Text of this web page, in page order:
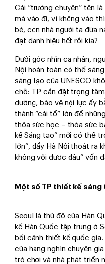
Cái “trường chuyên” tên
mà vào đi, vì không vào
bè, con nhà người ta đứa
đạt danh hiệu hết rồi kìa?
Dưới góc nhìn cá nhân,
Nội hoàn toàn có thể
sáng tạo của UNESCO
chỗ: TP cần đặt trọng
dưỡng, bảo vệ nội lực ấy
thành “cái tổ” lớn để
thỏa sức học – thỏa sức
kế Sáng tạo” mới có thể
lớn”, đẩy Hà Nội thoát ra
không vội được đâu” vốn
Một số TP thiết kế sáng
Seoul là thủ đô của Hàn
kế Hàn Quốc tập trung ở
bối cảnh thiết kế quốc gia.
của hàng nghìn chuyên
trò chơi và nhà phát triển